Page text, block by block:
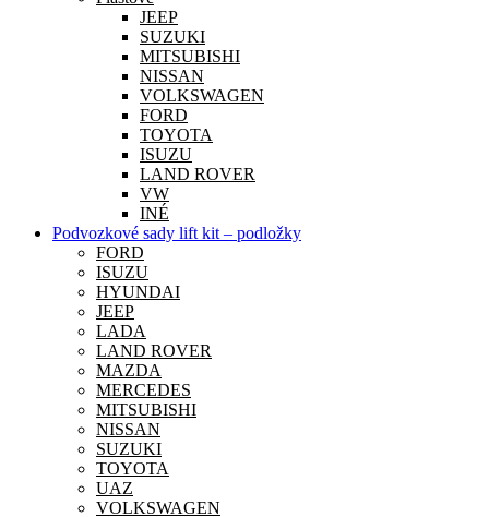
JEEP
SUZUKI
MITSUBISHI
NISSAN
VOLKSWAGEN
FORD
TOYOTA
ISUZU
LAND ROVER
VW
INÉ
Podvozkové sady lift kit – podložky
FORD
ISUZU
HYUNDAI
JEEP
LADA
LAND ROVER
MAZDA
MERCEDES
MITSUBISHI
NISSAN
SUZUKI
TOYOTA
UAZ
VOLKSWAGEN